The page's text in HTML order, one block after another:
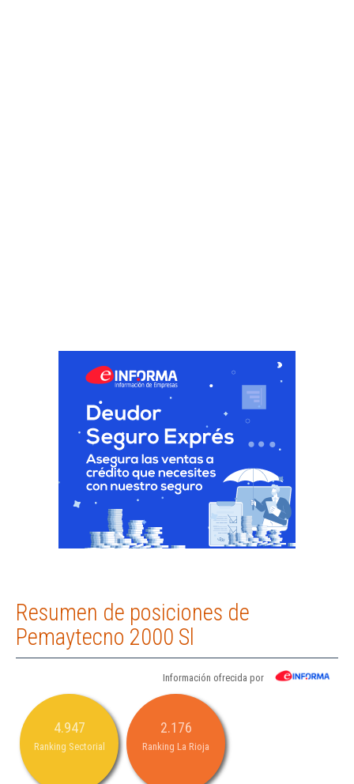
Resumen de posiciones de
Pemaytecno 2000 Sl
Información ofrecida por
4.947
Ranking Sectorial
2.176
Ranking La Rioja